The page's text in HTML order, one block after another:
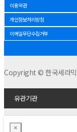
이용약관
개인정보처리방침
이메일무단수집거부
Copyright © 한국세라
유관기관
×